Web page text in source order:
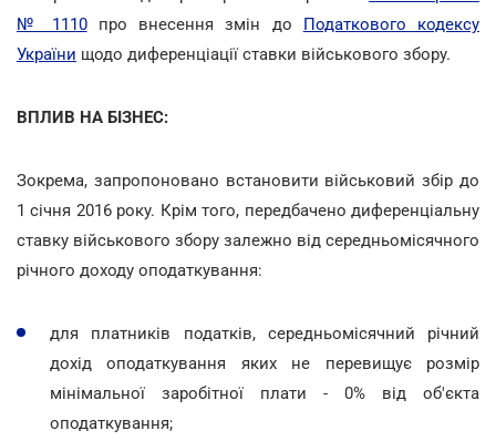
№ 1110про внесення змін до Податкового кодексу
України щодо диференціації ставки військового збору.
ВПЛИВ НА БІЗНЕС:
Зокрема, запропоновано встановити військовий збір до
1 січня 2016 року. Крім того, передбачено диференціальну
ставку військового збору залежно від середньомісячного
річного доходу оподаткування:
для платників податків, середньомісячний річний
дохід оподаткування яких не перевищує розмір
мінімальної заробітної плати - 0% від об'єкта
оподаткування;